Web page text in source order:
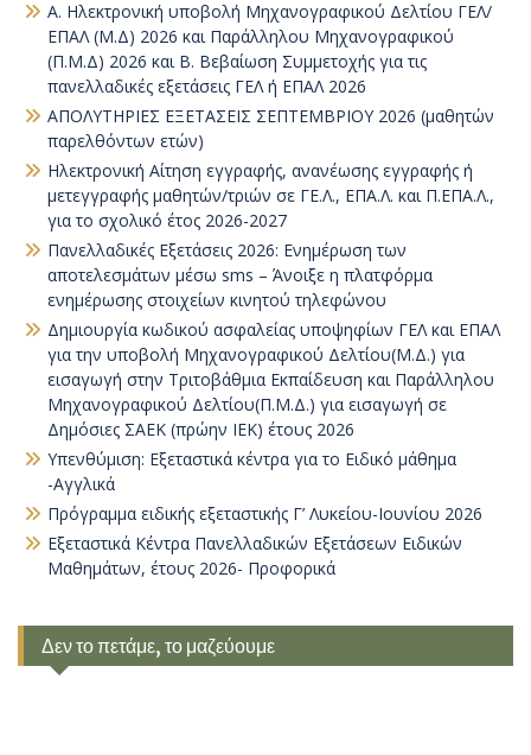
Α. Ηλεκτρονική υποβολή Μηχανογραφικού Δελτίου ΓΕΛ/
ΕΠΑΛ (Μ.Δ) 2026 και Παράλληλου Μηχανογραφικού
(Π.Μ.Δ) 2026 και Β. Βεβαίωση Συμμετοχής για τις
πανελλαδικές εξετάσεις ΓΕΛ ή ΕΠΑΛ 2026
ΑΠΟΛΥΤΗΡΙΕΣ ΕΞΕΤΑΣΕΙΣ ΣΕΠΤΕΜΒΡΙΟΥ 2026 (μαθητών
παρελθόντων ετών)
Ηλεκτρονική Αίτηση εγγραφής, ανανέωσης εγγραφής ή
μετεγγραφής μαθητών/τριών σε ΓΕ.Λ., ΕΠΑ.Λ. και Π.ΕΠΑ.Λ.,
για το σχολικό έτος 2026-2027
Πανελλαδικές Εξετάσεις 2026: Ενημέρωση των
αποτελεσμάτων μέσω sms – Άνοιξε η πλατφόρμα
ενημέρωσης στοιχείων κινητού τηλεφώνου
Δημιουργία κωδικού ασφαλείας υποψηφίων ΓΕΛ και ΕΠΑΛ
για την υποβολή Μηχανογραφικού Δελτίου(Μ.Δ.) για
εισαγωγή στην Τριτοβάθμια Εκπαίδευση και Παράλληλου
Μηχανογραφικού Δελτίου(Π.Μ.Δ.) για εισαγωγή σε
Δημόσιες ΣΑΕΚ (πρώην ΙΕΚ) έτους 2026
Υπενθύμιση: Εξεταστικά κέντρα για το Ειδικό μάθημα
-Αγγλικά
Πρόγραμμα ειδικής εξεταστικής Γ’ Λυκείου-Ιουνίου 2026
Εξεταστικά Κέντρα Πανελλαδικών Εξετάσεων Ειδικών
Μαθημάτων, έτους 2026- Προφορικά
Δεν το πετάμε, το μαζεύουμε